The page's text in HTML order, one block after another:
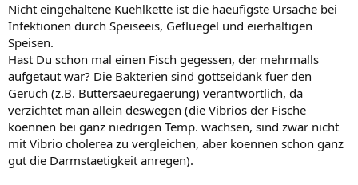
Nicht eingehaltene Kuehlkette ist die haeufigste Ursache bei
Infektionen durch Speiseeis, Gefluegel und eierhaltigen
Speisen.
Hast Du schon mal einen Fisch gegessen, der mehrmalls
aufgetaut war? Die Bakterien sind gottseidank fuer den
Geruch (z.B. Buttersaeuregaerung) verantwortlich, da
verzichtet man allein deswegen (die Vibrios der Fische
koennen bei ganz niedrigen Temp. wachsen, sind zwar nicht
mit Vibrio cholerea zu vergleichen, aber koennen schon ganz
gut die Darmstaetigkeit anregen).